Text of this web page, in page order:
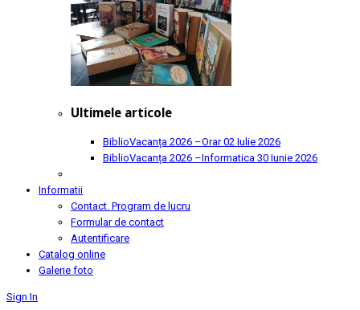
Ultimele articole
BiblioVacanța 2026 –Orar02 Iulie 2026
BiblioVacanța 2026 –Informatica 30 Iunie 2026
Informatii
Contact. Program de lucru
Formular de contact
Autentificare
Catalog online
Galerie foto
Sign In